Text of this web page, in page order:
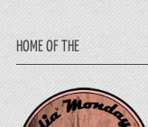
HOME OF THE